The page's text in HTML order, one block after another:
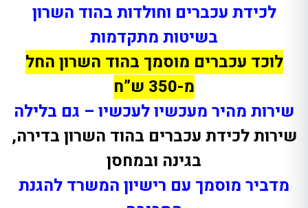
לכידת עכברים וחולדות בהוד השרון
בשיטות מתקדמות
לוכד עכברים מוסמך בהוד השרון החל
מ-350 ש”ח
שירות מהיר מעכשיו לעכשיו – גם בלילה
שירות לכידת עכברים בהוד השרון בדירה,
בגינה ובמחסן
מדביר מוסמך עם רישיון המשרד להגנת